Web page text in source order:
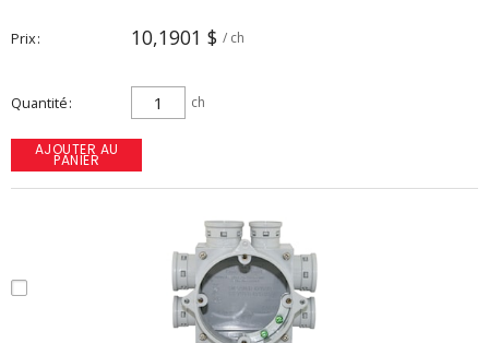
Prix 10,1901 $ / ch
Quantité ch
AJOUTER AU
PANIER